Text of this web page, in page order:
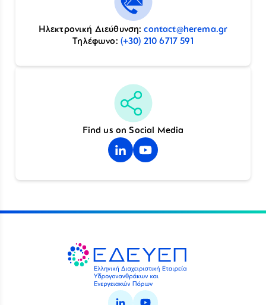
Ηλεκτρονική Διεύθυνση:contact@herema.gr
Τηλέφωνο: (+30) 210 6717 591
Find us on Social Media